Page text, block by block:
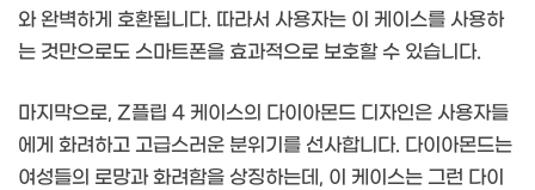
와 완벽하게 호환됩니다. 따라서 사용자는 이 케이스를 사용하
는 것만으로도 스마트폰을 효과적으로 보호할 수 있습니다.
마지막으로, Z플립 4 케이스의 다이아몬드 디자인은 사용자들
에게 화려하고 고급스러운 분위기를 선사합니다. 다이아몬드는
여성들의 로망과 화려함을 상징하는데, 이 케이스는 그런 다이